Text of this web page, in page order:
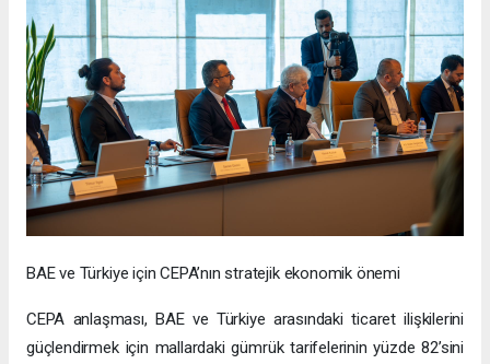
BAE ve Türkiye için CEPA’nın stratejik ekonomik önemi
CEPA anlaşması, BAE ve Türkiye arasındaki ticaret ilişkilerini
güçlendirmek için mallardaki gümrük tarifelerinin yüzde 82’sini